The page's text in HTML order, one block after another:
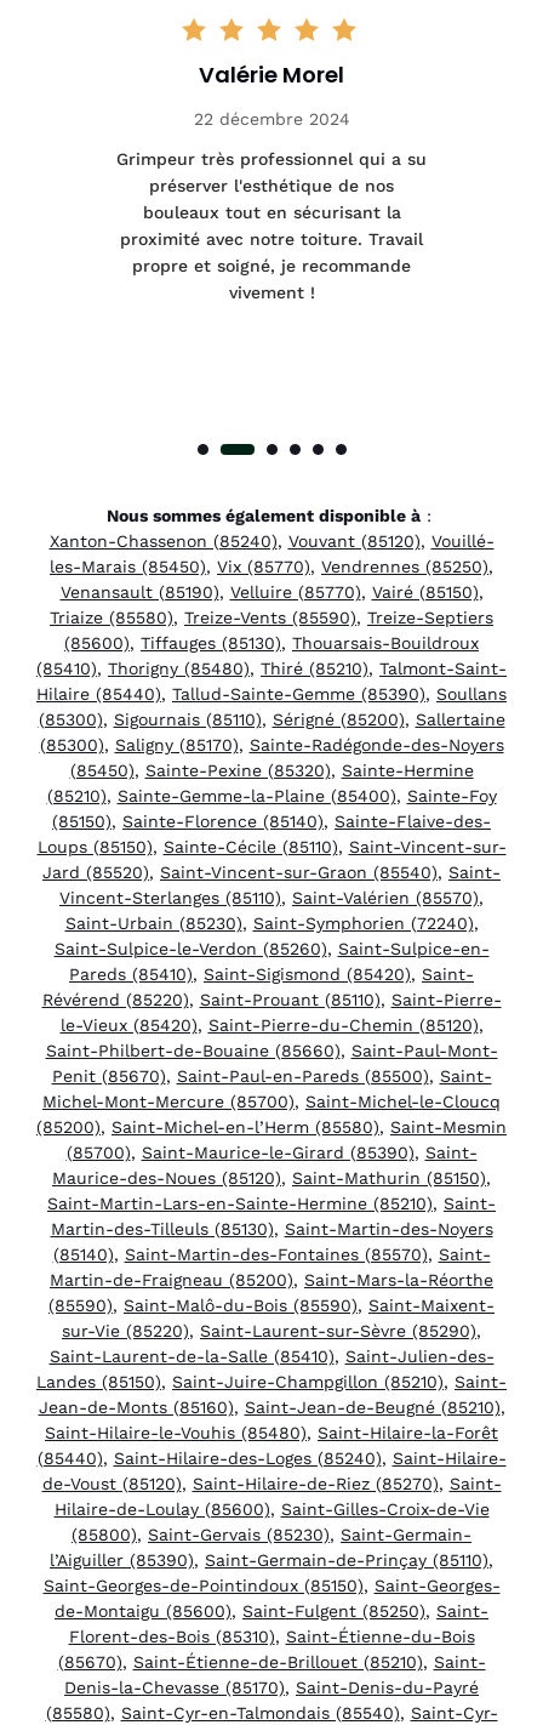
Valérie Morel
22 décembre 2024
Grimpeur très professionnel qui a su
préserver l'esthétique de nos
bouleaux tout en sécurisant la
proximité avec notre toiture. Travail
propre et soigné, je recommande
vivement !
Nous sommes également disponible à:
Xanton-Chassenon (85240), Vouvant (85120), Vouillé-
les-Marais (85450), Vix (85770), Vendrennes (85250),
Venansault (85190), Velluire (85770), Vairé (85150),
Triaize (85580), Treize-Vents (85590), Treize-Septiers
(85600), Tiffauges (85130), Thouarsais-Bouildroux
(85410), Thorigny (85480), Thiré (85210), Talmont-Saint-
Hilaire (85440), Tallud-Sainte-Gemme (85390), Soullans
(85300), Sigournais (85110), Sérigné (85200), Sallertaine
(85300), Saligny (85170), Sainte-Radégonde-des-Noyers
(85450), Sainte-Pexine (85320), Sainte-Hermine
(85210), Sainte-Gemme-la-Plaine (85400), Sainte-Foy
(85150), Sainte-Florence (85140), Sainte-Flaive-des-
Loups (85150), Sainte-Cécile (85110), Saint-Vincent-sur-
Jard (85520), Saint-Vincent-sur-Graon (85540), Saint-
Vincent-Sterlanges (85110), Saint-Valérien (85570),
Saint-Urbain (85230), Saint-Symphorien (72240),
Saint-Sulpice-le-Verdon (85260), Saint-Sulpice-en-
Pareds (85410), Saint-Sigismond (85420), Saint-
Révérend (85220), Saint-Prouant (85110), Saint-Pierre-
le-Vieux (85420), Saint-Pierre-du-Chemin (85120),
Saint-Philbert-de-Bouaine (85660), Saint-Paul-Mont-
Penit (85670), Saint-Paul-en-Pareds (85500), Saint-
Michel-Mont-Mercure (85700), Saint-Michel-le-Cloucq
(85200), Saint-Michel-en-l’Herm (85580), Saint-Mesmin
(85700), Saint-Maurice-le-Girard (85390), Saint-
Maurice-des-Noues (85120), Saint-Mathurin (85150),
Saint-Martin-Lars-en-Sainte-Hermine (85210), Saint-
Martin-des-Tilleuls (85130), Saint-Martin-des-Noyers
(85140), Saint-Martin-des-Fontaines (85570), Saint-
Martin-de-Fraigneau (85200), Saint-Mars-la-Réorthe
(85590), Saint-Malô-du-Bois (85590), Saint-Maixent-
sur-Vie (85220), Saint-Laurent-sur-Sèvre (85290),
Saint-Laurent-de-la-Salle (85410), Saint-Julien-des-
Landes (85150), Saint-Juire-Champgillon (85210), Saint-
Jean-de-Monts (85160), Saint-Jean-de-Beugné (85210),
Saint-Hilaire-le-Vouhis (85480), Saint-Hilaire-la-Forêt
(85440), Saint-Hilaire-des-Loges (85240), Saint-Hilaire-
de-Voust (85120), Saint-Hilaire-de-Riez (85270), Saint-
Hilaire-de-Loulay (85600), Saint-Gilles-Croix-de-Vie
(85800), Saint-Gervais (85230), Saint-Germain-
l’Aiguiller (85390), Saint-Germain-de-Prinçay (85110),
Saint-Georges-de-Pointindoux (85150), Saint-Georges-
de-Montaigu (85600), Saint-Fulgent (85250), Saint-
Florent-des-Bois (85310), Saint-Étienne-du-Bois
(85670), Saint-Étienne-de-Brillouet (85210), Saint-
Denis-la-Chevasse (85170), Saint-Denis-du-Payré
(85580), Saint-Cyr-en-Talmondais (85540), Saint-Cyr-